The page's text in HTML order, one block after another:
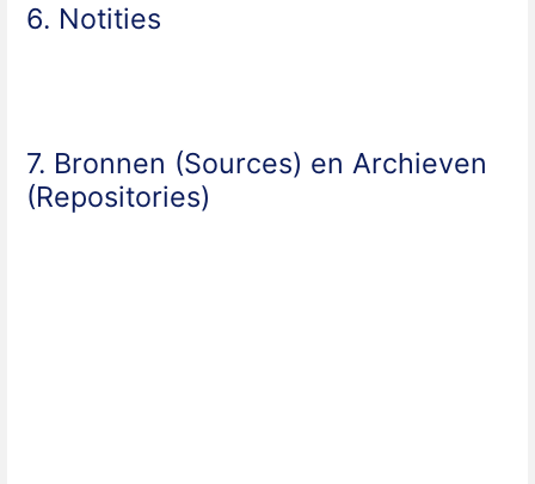
6. Notities
7. Bronnen (Sources) en Archieven
(Repositories)